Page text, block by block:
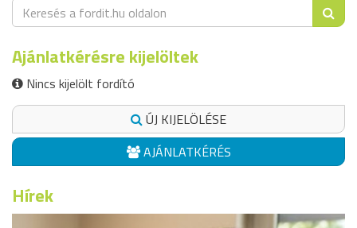
Ajánlatkérésre kijelöltek
Nincs kijelölt fordító
ÚJ KIJELÖLÉSE
AJÁNLATKÉRÉS
Hírek